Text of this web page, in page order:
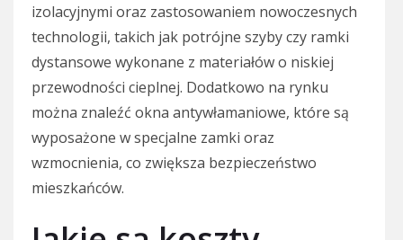
izolacyjnymi oraz zastosowaniem nowoczesnych
technologii, takich jak potrójne szyby czy ramki
dystansowe wykonane z materiałów o niskiej
przewodności cieplnej. Dodatkowo na rynku
można znaleźć okna antywłamaniowe, które są
wyposażone w specjalne zamki oraz
wzmocnienia, co zwiększa bezpieczeństwo
mieszkańców.